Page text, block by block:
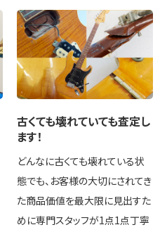
古くても壊れていても査定し
ます！
どんなに古くても壊れている状
態でも、お客様の大切にされてき
た商品価値を最大限に見出すた
めに専門スタッフが1点1点丁寧